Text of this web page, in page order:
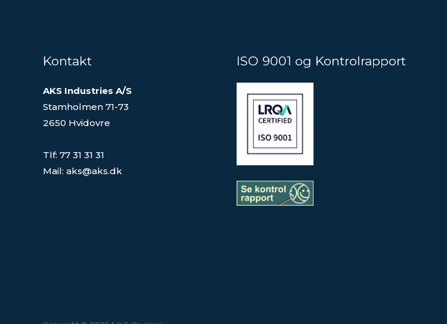
Kontakt
AKS Industries A/S
Stamholmen 71-73
2650 Hvidovre
Tlf: 77 31 31 31
Mail: aks@aks.dk
ISO 9001 og Kontrolrapport